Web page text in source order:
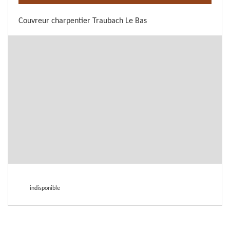
Couvreur charpentier Traubach Le Bas
indisponible